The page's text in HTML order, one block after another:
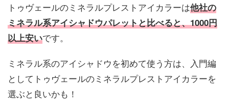
トゥヴェールのミネラルプレストアイカラーは他社の
ミネラル系アイシャドウパレットと比べると、1000円
以上安いです。
ミネラル系のアイシャドウを初めて使う方は、入門編
としてトゥヴェールのミネラルプレストアイカラーを
選ぶと良いかも！